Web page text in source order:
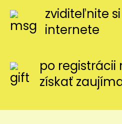
zviditeľnite
internete
po
získať